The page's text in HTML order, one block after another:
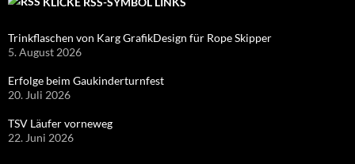
Trinkflaschen von Karg GrafikDesign für Rope Skipper
5. August 2026
Erfolge beim Gaukinderturnfest
20. Juli 2026
TSV Läufer vorneweg
22. Juni 2026